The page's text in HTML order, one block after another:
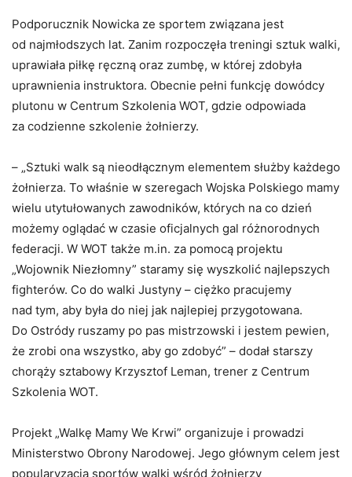
Podporucznik Nowicka ze sportem związana jest
od najmłodszych lat. Zanim rozpoczęła treningi sztuk walki,
uprawiała piłkę ręczną oraz zumbę, w której zdobyła
uprawnienia instruktora. Obecnie pełni funkcję dowódcy
plutonu w Centrum Szkolenia WOT, gdzie odpowiada
za codzienne szkolenie żołnierzy.
– „Sztuki walk są nieodłącznym elementem służby każdego
żołnierza. To właśnie w szeregach Wojska Polskiego mamy
wielu utytułowanych zawodników, których na co dzień
możemy oglądać w czasie oficjalnych gal różnorodnych
federacji. W WOT także m.in. za pomocą projektu
„Wojownik Niezłomny” staramy się wyszkolić najlepszych
fighterów. Co do walki Justyny – ciężko pracujemy
nad tym, aby była do niej jak najlepiej przygotowana.
Do Ostródy ruszamy po pas mistrzowski i jestem pewien,
że zrobi ona wszystko, aby go zdobyć” – dodał starszy
chorąży sztabowy Krzysztof Leman, trener z Centrum
Szkolenia WOT.
Projekt „Walkę Mamy We Krwi” organizuje i prowadzi
Ministerstwo Obrony Narodowej. Jego głównym celem jest
popularyzacja sportów walki wśród żołnierzy